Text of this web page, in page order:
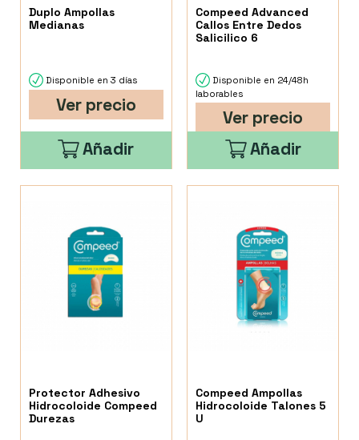
Duplo Ampollas
Medianas
Disponible en 3 días
Ver precio
Añadir
Compeed Advanced
Callos Entre Dedos
Salicilico 6
Disponible en 24/48h
laborables
Ver precio
Añadir
Protector Adhesivo
Hidrocoloide Compeed
Durezas
Compeed Ampollas
Hidrocoloide Talones 5
U